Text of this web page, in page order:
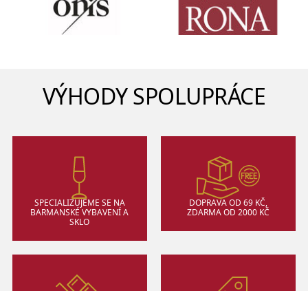
VÝHODY SPOLUPRÁCE
SPECIALIZUJEME SE NA
BARMANSKÉ VYBAVENÍ A
SKLO
DOPRAVA OD 69 KČ,
ZDARMA OD 2000 KČ